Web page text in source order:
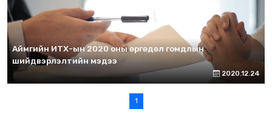
Аймгийн ИТХ-ын 2020 оны өргөдөл гомдлын
шийдвэрлэлтийн мэдээ
2020.12.24
1